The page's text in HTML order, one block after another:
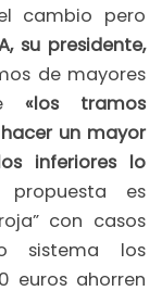
cambio pero
su presidente,
de mayores
«los tramos
un mayor
inferiores lo
es
con casos
sistema los
euros ahorren